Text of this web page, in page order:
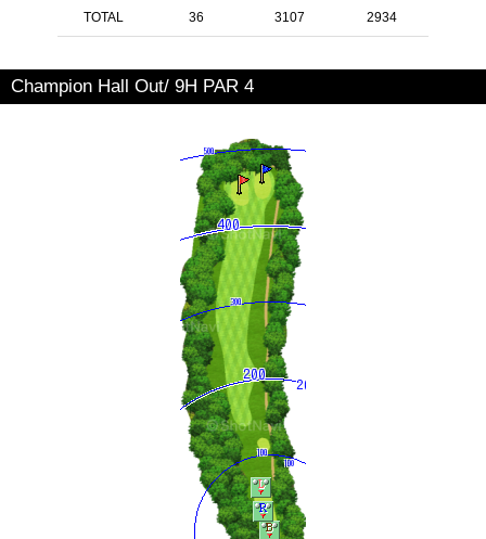
TOTAL 36 3107 2934
Champion Hall Out/ 9H PAR 4